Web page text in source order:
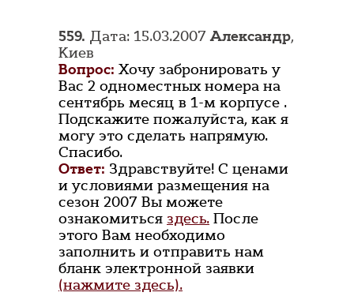
559. Дата: 15.03.2007Александр,
Киев
Вопрос: Хочу забронировать у
Вас 2 одноместных номера на
сентябрь месяц в 1-м корпусе .
Подскажите пожалуйста, как я
могу это сделать напрямую.
Спасибо.
Ответ: Здравствуйте! С ценами
и условиями размещения на
сезон 2007 Вы можете
ознакомиться здесь. После
этого Вам необходимо
заполнить и отправить нам
бланк электронной заявки
(нажмите здесь).